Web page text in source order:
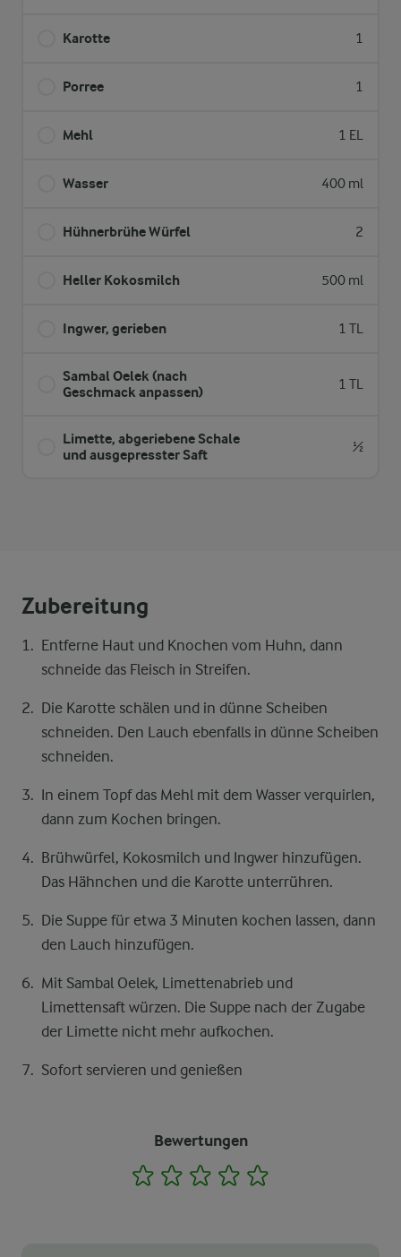
Karotte 1
Porree 1
Mehl 1 EL
Wasser 400 ml
Hühnerbrühe Würfel 2
Heller Kokosmilch 500 ml
Ingwer, gerieben 1 TL
Sambal Oelek (nach
Geschmack anpassen)
1 TL
Limette, abgeriebene Schale
und ausgepresster Saft
½
Zubereitung
Entferne Haut und Knochen vom Huhn, dann
schneide das Fleisch in Streifen.
Die Karotte schälen und in dünne Scheiben
schneiden. Den Lauch ebenfalls in dünne Scheiben
schneiden.
In einem Topf das Mehl mit dem Wasser verquirlen,
dann zum Kochen bringen.
Brühwürfel, Kokosmilch und Ingwer hinzufügen.
Das Hähnchen und die Karotte unterrühren.
Die Suppe für etwa 3 Minuten kochen lassen, dann
den Lauch hinzufügen.
Mit Sambal Oelek, Limettenabrieb und
Limettensaft würzen. Die Suppe nach der Zugabe
der Limette nicht mehr aufkochen.
Sofort servieren und genießen
Bewertungen
1 2 3 4